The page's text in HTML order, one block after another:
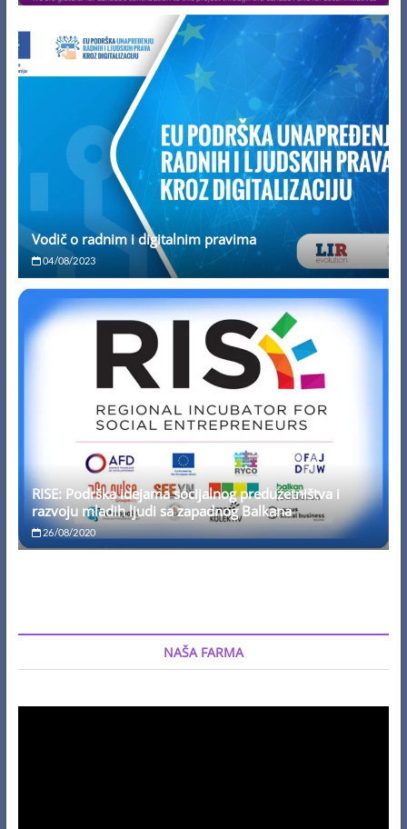
Vodič o radnim i digitalnim pravima
04/08/2023
RISE: Podrška idejama socijalnog preduzetništva i
razvoju mladih ljudi sa zapadnog Balkana
26/08/2020
NAŠA FARMA